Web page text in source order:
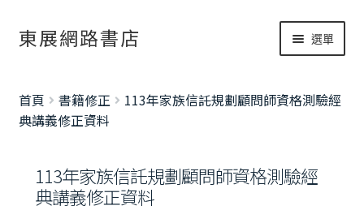
跳
至
覽
列
跳
至
要
內
容
東展網路書店 選單
開
書籍修正
首頁 書籍修正
113年家族信託規劃顧問師資格測驗經
典講義修正資料
113年家族信託規劃顧問師資格測驗經
典講義修正資料